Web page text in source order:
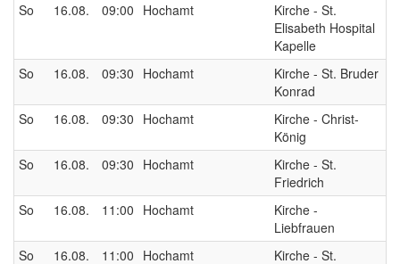
So 16.08. 09:00 Hochamt
Kirche - St.
Elisabeth Hospital
Kapelle
So
16.08. 09:30 Hochamt
Kirche - St. Bruder
Konrad
So
16.08. 09:30 Hochamt
Kirche - Christ-
König
So
16.08. 09:30 Hochamt
Kirche - St.
Friedrich
So
16.08. 11:00 Hochamt
Kirche -
Liebfrauen
So
16.08. 11:00 Hochamt Kirche - St.